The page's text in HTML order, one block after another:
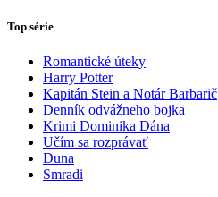
Top série
Romantické úteky
Harry Potter
Kapitán Stein a Notár Barbarič
Denník odvážneho bojka
Krimi Dominika Dána
Učím sa rozprávať
Duna
Smradi